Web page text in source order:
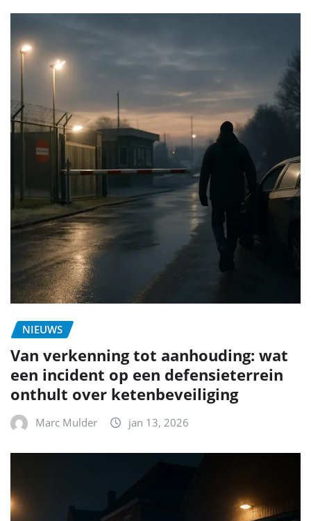
NIEUWS
Van verkenning tot aanhouding: wat
een incident op een defensieterrein
onthult over ketenbeveiliging
Marc Mulder jan 13, 2026